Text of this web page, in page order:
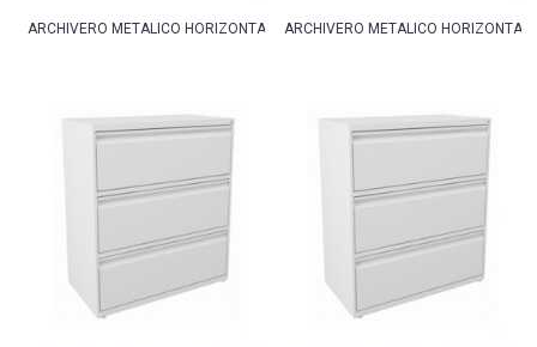
ARCHIVERO METALICO HORIZONTAL 2 GAVETAS 76CMARCHIVERO METALICO HORIZONTAL